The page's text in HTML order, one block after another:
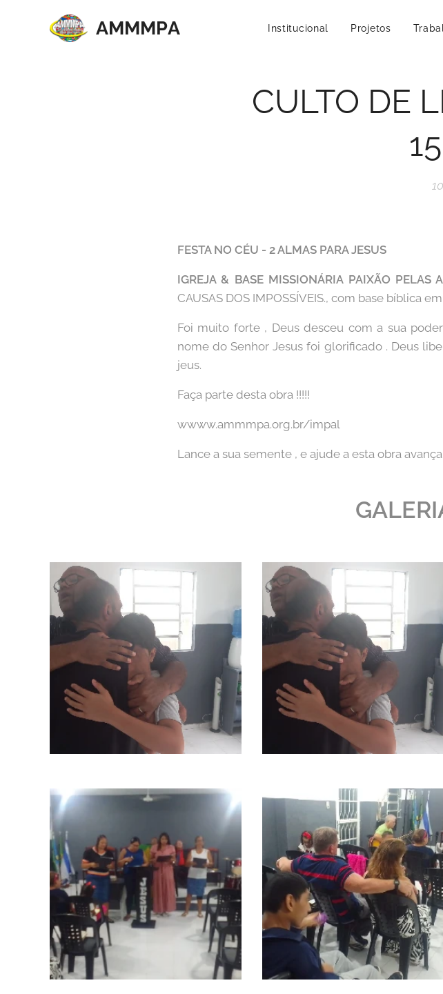
AMMMPA Institucional Projetos
CULTO DE
FESTA NO CÉU - 2 ALMAS PARA JESUS
IGREJA & BASE MISSIONÁRIA PAIXÃO PELAS
CAUSAS DOS IMPOSSÍVEIS., com base bíblica em
Foi muito forte , Deus desceu com a sua
nome do Senhor Jesus foi glorificado . Deus
jeus.
Faça parte desta obra !!!!!
wwww.ammmpa.org.br/impal
Lance a sua semente , e ajude a esta obra